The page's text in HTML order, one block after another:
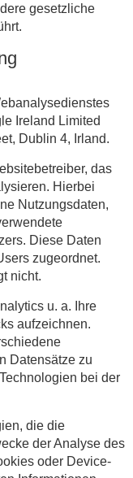
gesetzliche
Ireland Limited
Dublin 4, Irland.
das
Hierbei
Nutzungsdaten,
Diese Daten
zugeordnet.
nicht.
u. a. Ihre
aufzeichnen.
Datensätze zu
bei der
die die
der Analyse des
oder Device-